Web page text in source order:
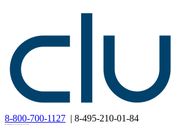
8-800-700-1127 | 8-495-210-01-84